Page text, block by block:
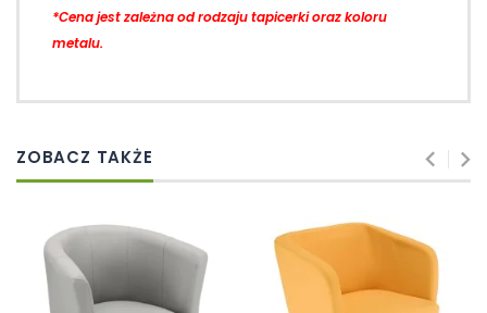
*Cena jest zależna od rodzaju tapicerki oraz koloru
metalu.
ZOBACZ TAKŻE